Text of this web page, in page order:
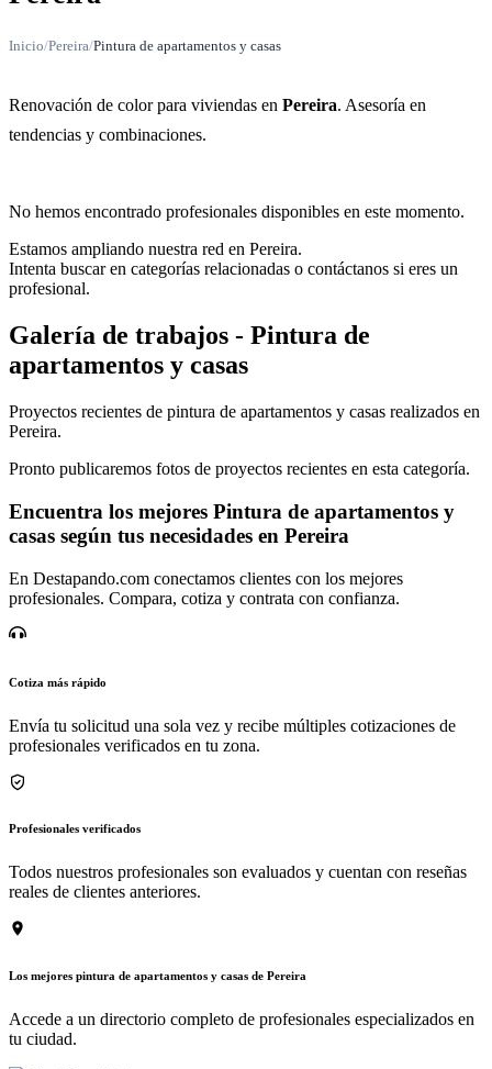
Inicio/Pereira/Pintura de apartamentos y casas
Renovación de color para viviendas en Pereira. Asesoría en
tendencias y combinaciones.
No hemos encontrado profesionales disponibles en este momento.
Estamos ampliando nuestra red en Pereira.
Intenta buscar en categorías relacionadas o contáctanos si eres un
profesional.
Galería de trabajos - Pintura de
apartamentos y casas
Proyectos recientes de pintura de apartamentos y casas realizados en
Pereira.
Pronto publicaremos fotos de proyectos recientes en esta categoría.
Encuentra los mejores Pintura de apartamentos y
casas según tus necesidades en Pereira
En Destapando.com conectamos clientes con los mejores
profesionales. Compara, cotiza y contrata con confianza.
Cotiza más rápido
Envía tu solicitud una sola vez y recibe múltiples cotizaciones de
profesionales verificados en tu zona.
Profesionales verificados
Todos nuestros profesionales son evaluados y cuentan con reseñas
reales de clientes anteriores.
Los mejores pintura de apartamentos y casas de Pereira
Accede a un directorio completo de profesionales especializados en
tu ciudad.